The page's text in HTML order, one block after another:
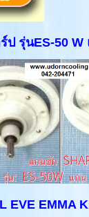
ป รุ่นES-50 W
EVE EMMA